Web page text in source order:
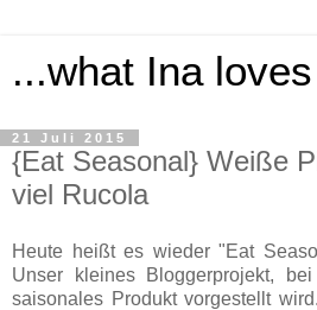
...what Ina
21 Juli 2015
{Eat Seasonal} Weiße
viel Rucola
Heute heißt es wieder "Eat
Unser kleines Bloggerprojekt,
saisonales Produkt vorgestellt